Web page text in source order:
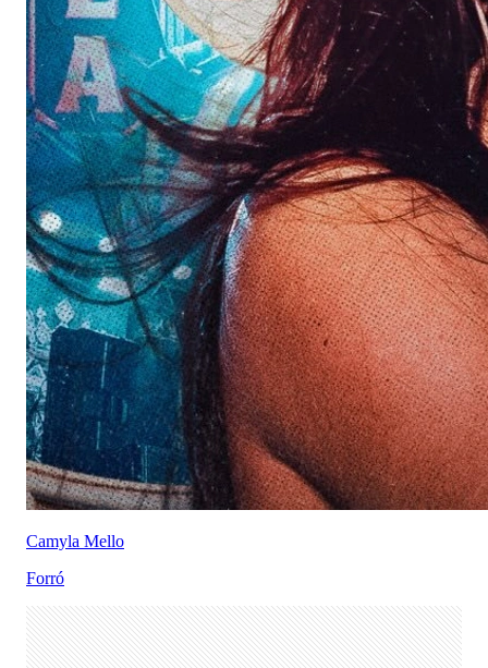
Camyla Mello
Forró